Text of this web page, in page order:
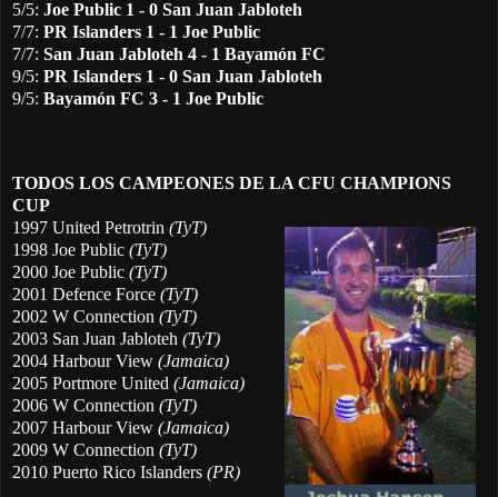
5/5: Joe Public 1 - 0 San Juan Jabloteh
7/7: PR Islanders 1 - 1 Joe Public
7/7: San Juan Jabloteh 4 - 1 Bayamón FC
9/5: PR Islanders 1 - 0 San Juan Jabloteh
9/5: Bayamón FC 3 - 1 Joe Public
TODOS LOS CAMPEONES DE LA CFU CHAMPIONS
CUP
1997 United Petrotrin (TyT)
1998 Joe Public (TyT)
2000 Joe Public (TyT)
2001 Defence Force (TyT)
2002 W Connection (TyT)
2003 San Juan Jabloteh (TyT)
2004 Harbour View (Jamaica)
2005 Portmore United (Jamaica)
2006 W Connection (TyT)
2007 Harbour View (Jamaica)
2009 W Connection (TyT)
2010 Puerto Rico Islanders (PR)